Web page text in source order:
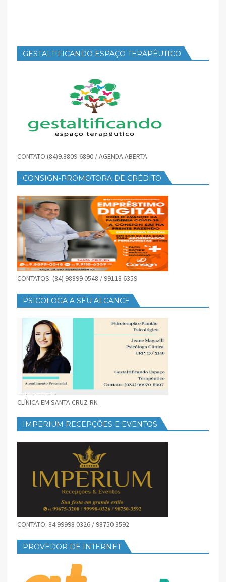
GESTALTIFICANDO ESPAÇO TERAPÊUTICO
CONTATO:(84)9.8809-6890 / AGENDA ABERTA
CONSIGN-PROMOTORA DE CRÉDITO
CONTATOS: (84) 98899 0548 / 99118 6359
PSICOLOGA A SEU ALCANCE
CLÍNICA EM SANTA CRUZ-RN
IMPERIUM RECEPÇÕES E EVENTOS
CONTATO: 84 99998 0326 / 98750 3592
PROVEDOR DE INTERNET